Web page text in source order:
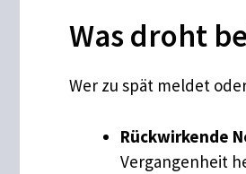
Was droht
Wer zu spät meldet
Rückwirkende
Vergangenheit